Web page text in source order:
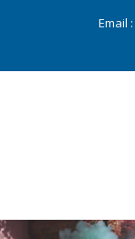
Email :